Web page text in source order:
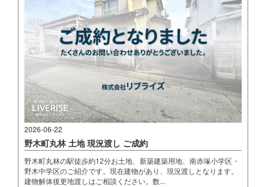
2026-06-22
野木町丸林 土地 現況渡し ご成約
野木町丸林の駅徒歩約12分お土地、新築建築用地、南赤塚小学区・
野木中学区のご紹介です。現在建物があり、現況渡しとなります。
建物解体後更地渡しはご相談ください。数...